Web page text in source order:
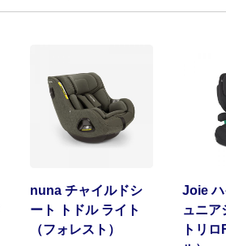
nuna チャイルドシ
ート トドル ライト
（フォレスト）
Joie
ュニア
トリ